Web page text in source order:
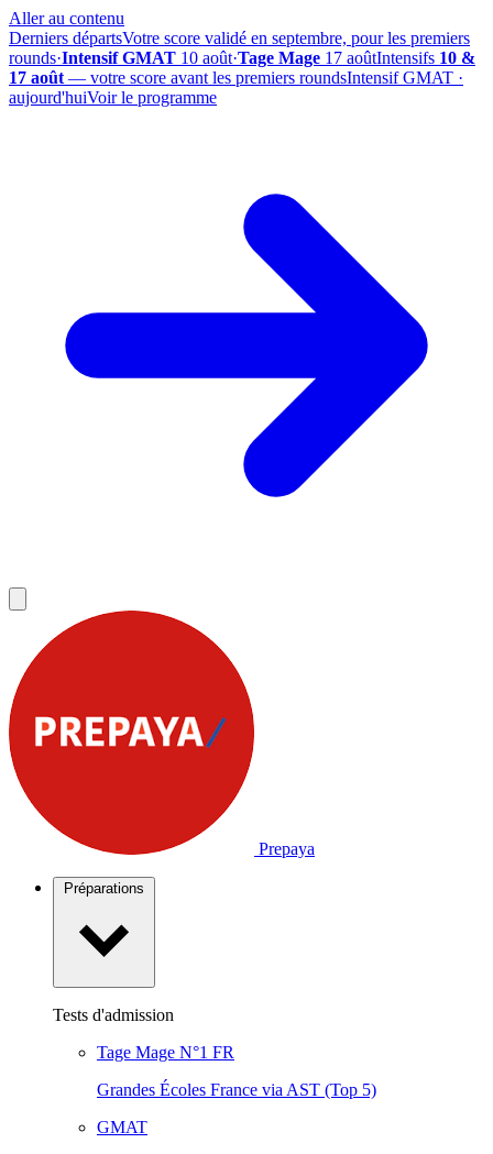
Aller au contenu
Derniers départsVotre score validé en septembre, pour les premiers
rounds·Intensif GMAT 10 août·Tage Mage 17 aoûtIntensifs 10 &
17 août — votre score avant les premiers roundsIntensif GMAT ·
aujourd'huiVoir le programme
Prepaya
Tests d'admission
Tage Mage N°1 FR
Grandes Écoles France via AST (Top 5)
GMAT